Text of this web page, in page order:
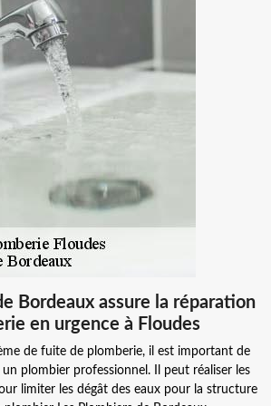
Bordeaux assure la réparation
en urgence à Floudes
de fuite de plomberie, il est important de
plombier professionnel. Il peut réaliser les
limiter les dégât des eaux pour la structure